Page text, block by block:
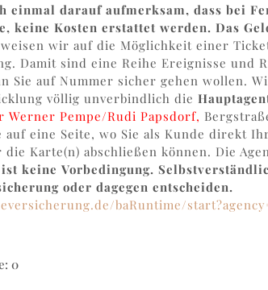
einmal darauf aufmerksam, dass bei
keine Kosten erstattet werden. Das
wir auf die Möglichkeit einer
Damit sind eine Reihe Ereignisse und
Sie auf Nummer sicher gehen wollen.
völlig unverbindlich die
Werner Pempe/Rudi Papsdorf,
auf eine Seite, wo Sie als Kunde direkt
Karte(n) abschließen können. Die
ist keineVorbedingung.
oder dagegen entscheiden.
baRuntime/
0